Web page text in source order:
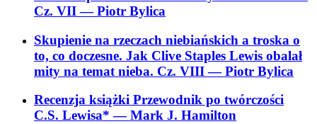
Cz. VII— Piotr Bylica
Skupienie na rzeczach niebiańskich a troska o
to, co doczesne. Jak Clive Staples Lewis obalał
mity na temat nieba. Cz. VIII— Piotr Bylica
Recenzja książki Przewodnik po twórczości
C.S. Lewisa*— Mark J. Hamilton